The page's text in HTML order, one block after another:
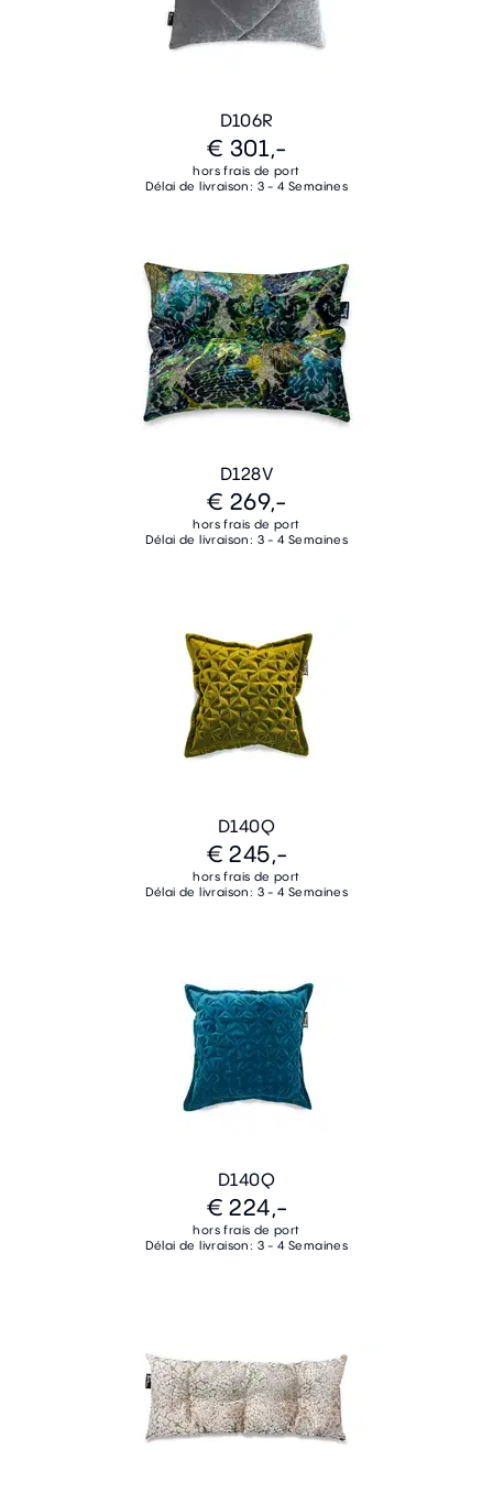
D106R
€ 301,-
hors frais de port
Délai de livraison: 3 - 4 Semaines
D128V
€ 269,-
hors frais de port
Délai de livraison: 3 - 4 Semaines
D140Q
€ 245,-
hors frais de port
Délai de livraison: 3 - 4 Semaines
D140Q
€ 224,-
hors frais de port
Délai de livraison: 3 - 4 Semaines